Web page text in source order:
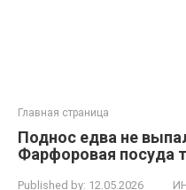
Главная страница
Поднос едва не
Фарфоровая посуда
Published by: 12.05.2026